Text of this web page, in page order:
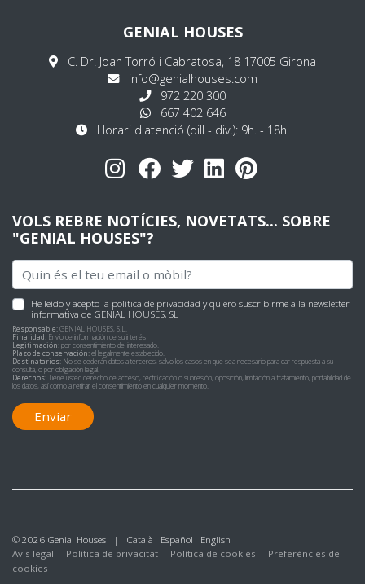
GENIAL HOUSES
C. Dr. Joan Torró i Cabratosa, 18 17005 Girona
info@genialhouses.com
972 220 300
667 402 646
Horari d'atenció (dill - div.): 9h. - 18h.
VOLS REBRE NOTÍCIES, NOVETATS... SOBRE
"GENIAL HOUSES"?
He leído y acepto la política de privacidad y quiero suscribirme a la newsletter
informativa de GENIAL HOUSES, SL
Responsable:GENIAL HOUSES, S.L.
Finalidad: Envío de información de su interés
Legitimación:por consentimiento del interesado.
Plazo de conservación:el legalmente establecido.
Destinatarios: No se cederán datos a terceros, salvo los casos en que sea necesario para dar respuesta a su
consulta, o por obligación legal.
Derechos:Tiene usted derecho de acceso, rectificación o supresión, oposición, limitación al tratamiento, portabilidad de
los datos, así como a retirar el consentimiento en cualquier momento.
Enviar
© 2026 Genial Houses | Català Español
English
Avís legal
Política de privacitat Política de cookies
Preferències de
cookies